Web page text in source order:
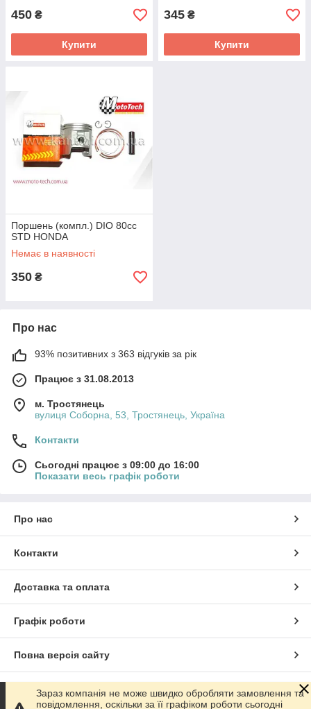
450 ₴
Купити
345 ₴
Купити
Поршень (компл.) DIO 80cc
STD HONDA
Немає в наявності
350 ₴
Про нас
93% позитивних з 363 відгуків за рік
Працює з 31.08.2013
м. Тростянець
вулиця Соборна, 53, Тростянець, Україна
Контакти
Сьогодні працює з 09:00 до 16:00
Показати весь графік роботи
Про нас
Контакти
Доставка та оплата
Графік роботи
Повна версія сайту
Сайт створено на маркетплейсі Prom.ua
Зараз компанія не може швидко обробляти замовлення та
повідомлення, оскільки за її графіком роботи сьогодні